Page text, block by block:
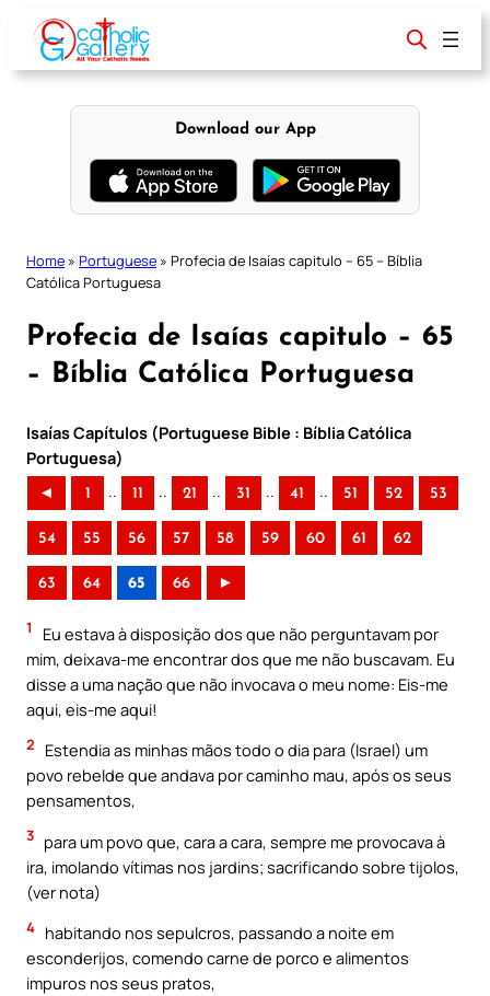
content
Download our App
Home » Portuguese » Profecia de Isaías capitulo – 65 – Bíblia
Católica Portuguesa
Profecia de Isaías capitulo – 65
– Bíblia Católica Portuguesa
Isaías Capítulos (Portuguese Bible : Bíblia Católica
Portuguesa)
◄ 1 .. 11 .. 21 .. 31 .. 41 .. 51 52 53
54 55 56 57 58 59 60 61 62
63 64 65 66 ►
1
Eu estava à disposição dos que não perguntavam por
mim, deixava-me encontrar dos que me não buscavam. Eu
disse a uma nação que não invocava o meu nome: Eis-me
aqui, eis-me aqui!
2
Estendia as minhas mãos todo o dia para (Israel) um
povo rebelde que andava por caminho mau, após os seus
pensamentos,
3 para um povo que, cara a cara, sempre me provocava à
ira, imolando vítimas nos jardins; sacrificando sobre tijolos,
(ver nota)
4 habitando nos sepulcros, passando a noite em
esconderijos, comendo carne de porco e alimentos
impuros nos seus pratos,